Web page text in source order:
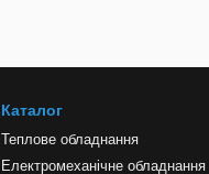
Каталог
Теплове обладнання
Електромеханічне обладнання